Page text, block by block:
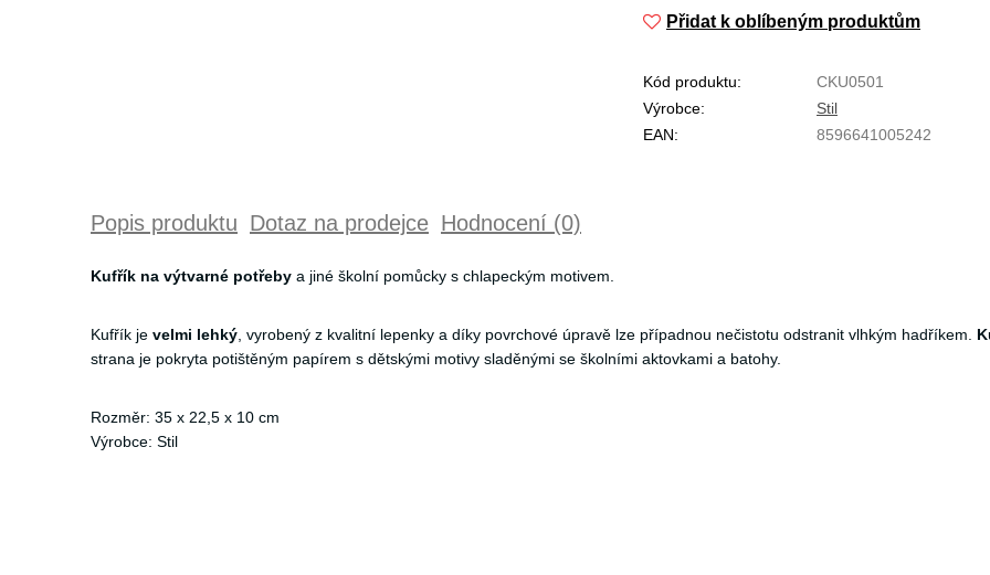
Přidat k oblíbeným produktům
Kód produktu:
CKU0501
Výrobce:
Stil
EAN:
8596641005242
Popis produktu Dotaz na prodejce Hodnocení (0)
Kufřík na výtvarné potřeby a jiné školní pomůcky s chlapeckým motivem.
Kufřík je velmi lehký , vyrobený z kvalitní lepenky a díky povrchové úpravě lze případnou nečistotu odstranit vlhkým hadříkem.
strana je pokryta potištěným papírem s dětskými motivy sladěnými se školními aktovkami a batohy.
Rozměr: 35 x 22,5 x 10 cm
Výrobce: Stil